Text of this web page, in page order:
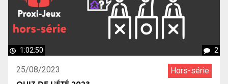
1:02:50 2
25/08/2023 Hors-série